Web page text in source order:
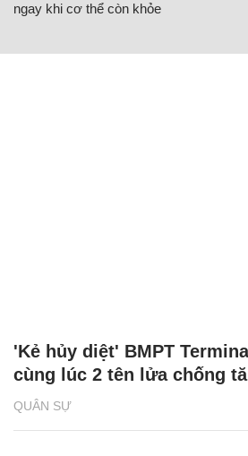
ngay khi cơ thể còn khỏe
QUÂN SỰ
'Kẻ hủy diệt' BMPT
cùng lúc 2 tên lửa chống